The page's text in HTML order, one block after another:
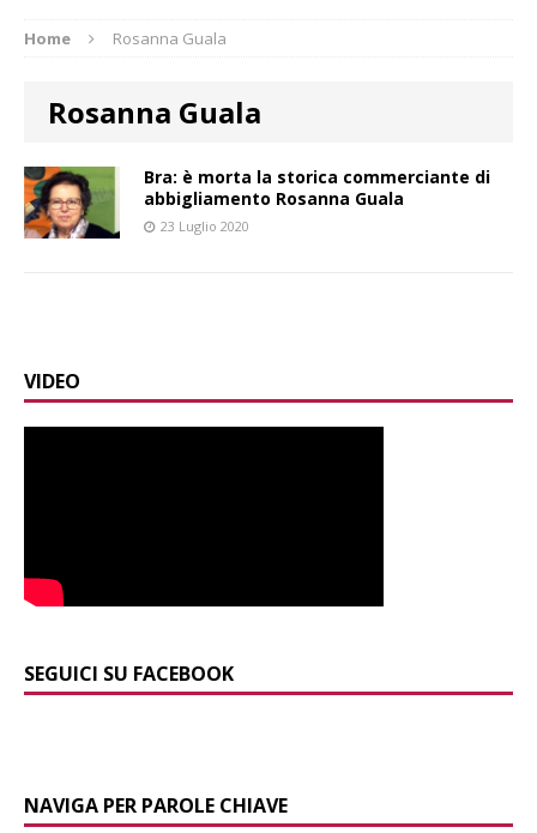
Home Rosanna Guala
Rosanna Guala
Bra: è morta la storica commerciante di
abbigliamento Rosanna Guala
23 Luglio 2020
VIDEO
SEGUICI SU FACEBOOK
NAVIGA PER PAROLE CHIAVE